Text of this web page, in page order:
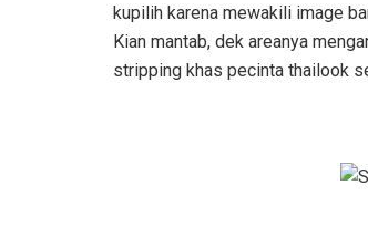
kupilih karena mewakili image
Kian mantab, dek areanya
stripping khas pecinta thailook